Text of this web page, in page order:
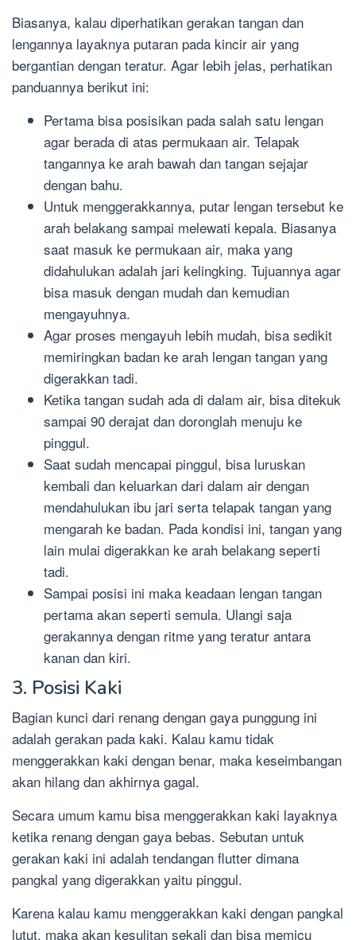
Biasanya, kalau diperhatikan gerakan tangan dan
lengannya layaknya putaran pada kincir air yang
bergantian dengan teratur. Agar lebih jelas, perhatikan
panduannya berikut ini:
Pertama bisa posisikan pada salah satu lengan
agar berada di atas permukaan air. Telapak
tangannya ke arah bawah dan tangan sejajar
dengan bahu.
Untuk menggerakkannya, putar lengan tersebut ke
arah belakang sampai melewati kepala. Biasanya
saat masuk ke permukaan air, maka yang
didahulukan adalah jari kelingking. Tujuannya agar
bisa masuk dengan mudah dan kemudian
mengayuhnya.
Agar proses mengayuh lebih mudah, bisa sedikit
memiringkan badan ke arah lengan tangan yang
digerakkan tadi.
Ketika tangan sudah ada di dalam air, bisa ditekuk
sampai 90 derajat dan doronglah menuju ke
pinggul.
Saat sudah mencapai pinggul, bisa luruskan
kembali dan keluarkan dari dalam air dengan
mendahulukan ibu jari serta telapak tangan yang
mengarah ke badan. Pada kondisi ini, tangan yang
lain mulai digerakkan ke arah belakang seperti
tadi.
Sampai posisi ini maka keadaan lengan tangan
pertama akan seperti semula. Ulangi saja
gerakannya dengan ritme yang teratur antara
kanan dan kiri.
3. Posisi Kaki
Bagian kunci dari renang dengan gaya punggung ini
adalah gerakan pada kaki. Kalau kamu tidak
menggerakkan kaki dengan benar, maka keseimbangan
akan hilang dan akhirnya gagal.
Secara umum kamu bisa menggerakkan kaki layaknya
ketika renang dengan gaya bebas. Sebutan untuk
gerakan kaki ini adalah tendangan flutter dimana
pangkal yang digerakkan yaitu pinggul.
Karena kalau kamu menggerakkan kaki dengan pangkal
lutut, maka akan kesulitan sekali dan bisa memicu